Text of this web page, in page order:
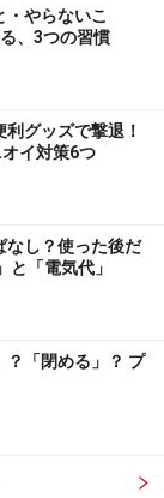
・やらないこ
、3つの習慣
グッズで撃退！
イ対策6つ
なし？使った後だ
と「電気代」
？「閉める」？ プ